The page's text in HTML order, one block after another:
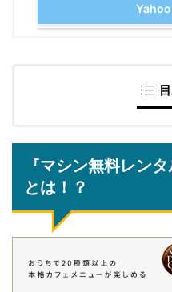
『マシン無料レン
とは！？